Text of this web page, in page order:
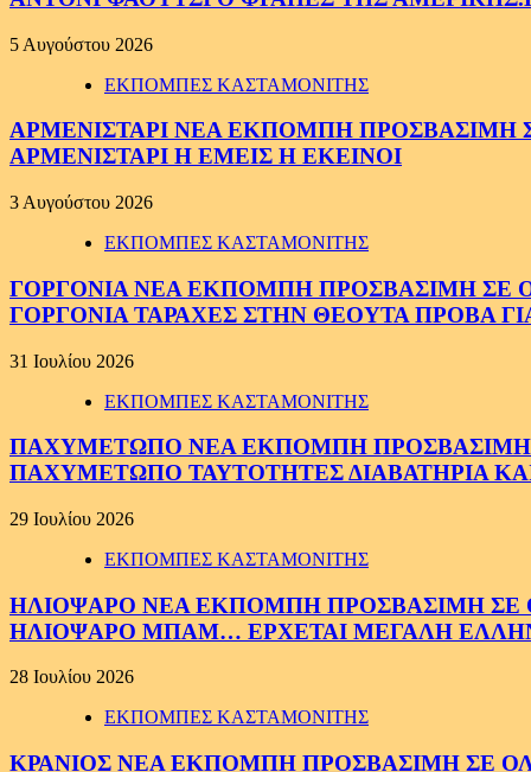
5 Αυγούστου 2026
ΕΚΠΟΜΠΕΣ ΚΑΣΤΑΜΟΝΙΤΗΣ
ΑΡΜΕΝΙΣΤΑΡΙ ΝΕΑ ΕΚΠΟΜΠΗ ΠΡΟΣΒΑΣΙΜΗ
ΑΡΜΕΝΙΣΤΑΡΙ Η ΕΜΕΙΣ Η ΕΚΕΙΝΟΙ
3 Αυγούστου 2026
ΕΚΠΟΜΠΕΣ ΚΑΣΤΑΜΟΝΙΤΗΣ
ΓΟΡΓΟΝΙΑ ΝΕΑ ΕΚΠΟΜΠΗ ΠΡΟΣΒΑΣΙΜΗ ΣΕ
ΓΟΡΓΟΝΙΑ ΤΑΡΑΧΕΣ ΣΤΗΝ ΘΕΟΥΤΑ ΠΡΟΒΑ
31 Ιουλίου 2026
ΕΚΠΟΜΠΕΣ ΚΑΣΤΑΜΟΝΙΤΗΣ
ΠΑΧΥΜΕΤΩΠΟ ΝΕΑ ΕΚΠΟΜΠΗ ΠΡΟΣΒΑΣΙΜΗ
ΠΑΧΥΜΕΤΩΠΟ ΤΑΥΤΟΤΗΤΕΣ ΔΙΑΒΑΤΗΡΙΑ
29 Ιουλίου 2026
ΕΚΠΟΜΠΕΣ ΚΑΣΤΑΜΟΝΙΤΗΣ
ΗΛΙΟΨΑΡΟ ΝΕΑ ΕΚΠΟΜΠΗ ΠΡΟΣΒΑΣΙΜΗ ΣΕ
ΗΛΙΟΨΑΡΟ ΜΠΑΜ… ΕΡΧΕΤΑΙ ΜΕΓΑΛΗ
28 Ιουλίου 2026
ΕΚΠΟΜΠΕΣ ΚΑΣΤΑΜΟΝΙΤΗΣ
ΚΡΑΝΙΟΣ ΝΕΑ ΕΚΠΟΜΠΗ ΠΡΟΣΒΑΣΙΜΗ ΣΕ